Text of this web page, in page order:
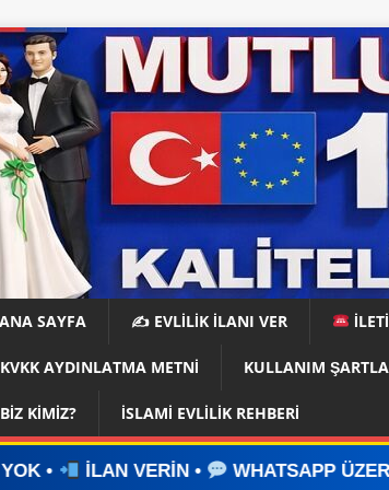
ANA SAYFA ✍️ EVLİLİK İLANI VER
KVKK AYDINLATMA METNI KULLANIM
BIZ KIMIZ? İSLAMI EVLILIK REHBERI
• WHATSAPP ÜZERİNDEN İLETİŞİM